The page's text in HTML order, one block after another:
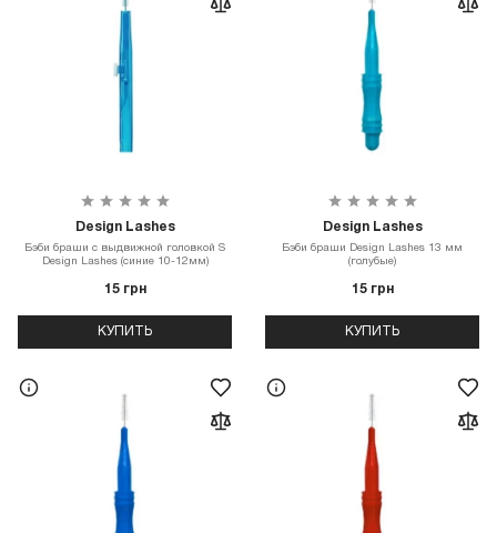
Design Lashes
Бэби браши с выдвижной головкой S
Design Lashes (синие 10-12мм)
15 грн
КУПИТЬ
Design Lashes
Бэби браши Design Lashes 13 мм
(голубые)
15 грн
КУПИТЬ